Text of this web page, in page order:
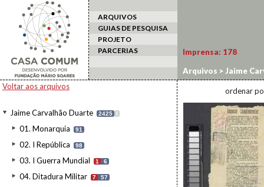
ARQUIVOS
GUIAS DE PESQUISA
PROJETO
PARCERIAS
Voltar aos arquivos
Jaime Carvalhão Duarte 2425 I
01. Monarquia 91
02. I República 98
03. I Guerra Mundial 1 6
04. Ditadura Militar 7 57
Imprensa: 178
Arquivos > Jaime
ordenar